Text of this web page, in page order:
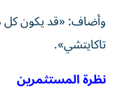
وأضاف: «قد يكون كل
تاكايتشي».
نظرة المستثمرين